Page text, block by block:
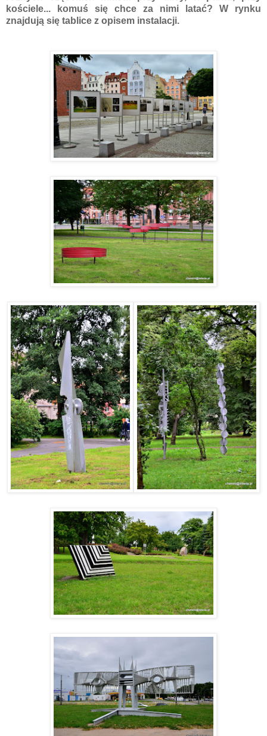
kościele... komuś się chce za nimi latać? W rynku
znajdują się tablice z opisem instalacji.